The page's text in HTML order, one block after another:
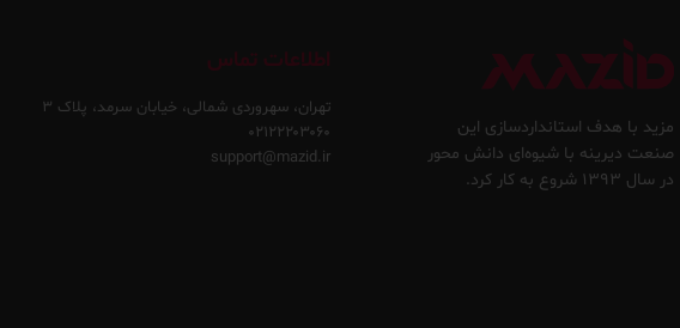
مزید با هدف استانداردسازی این
صنعت دیرینه با شیوه‌ای دانش محور
در سال ۱۳۹۳ شروع به کار کرد.
اطلاعات تماس
تهران، سهروردی شمالی، خیابان سرمد، پلاک ۳
۰۲۱۲۲۲۰۳۰۶۰
support@mazid.ir